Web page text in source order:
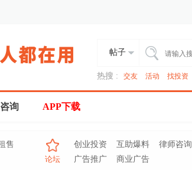
帖子
热搜 : 交友 活动 找投资
询 APP下载
售
论坛
创业投资 互助爆料
律师咨询
广告推广
商业广告